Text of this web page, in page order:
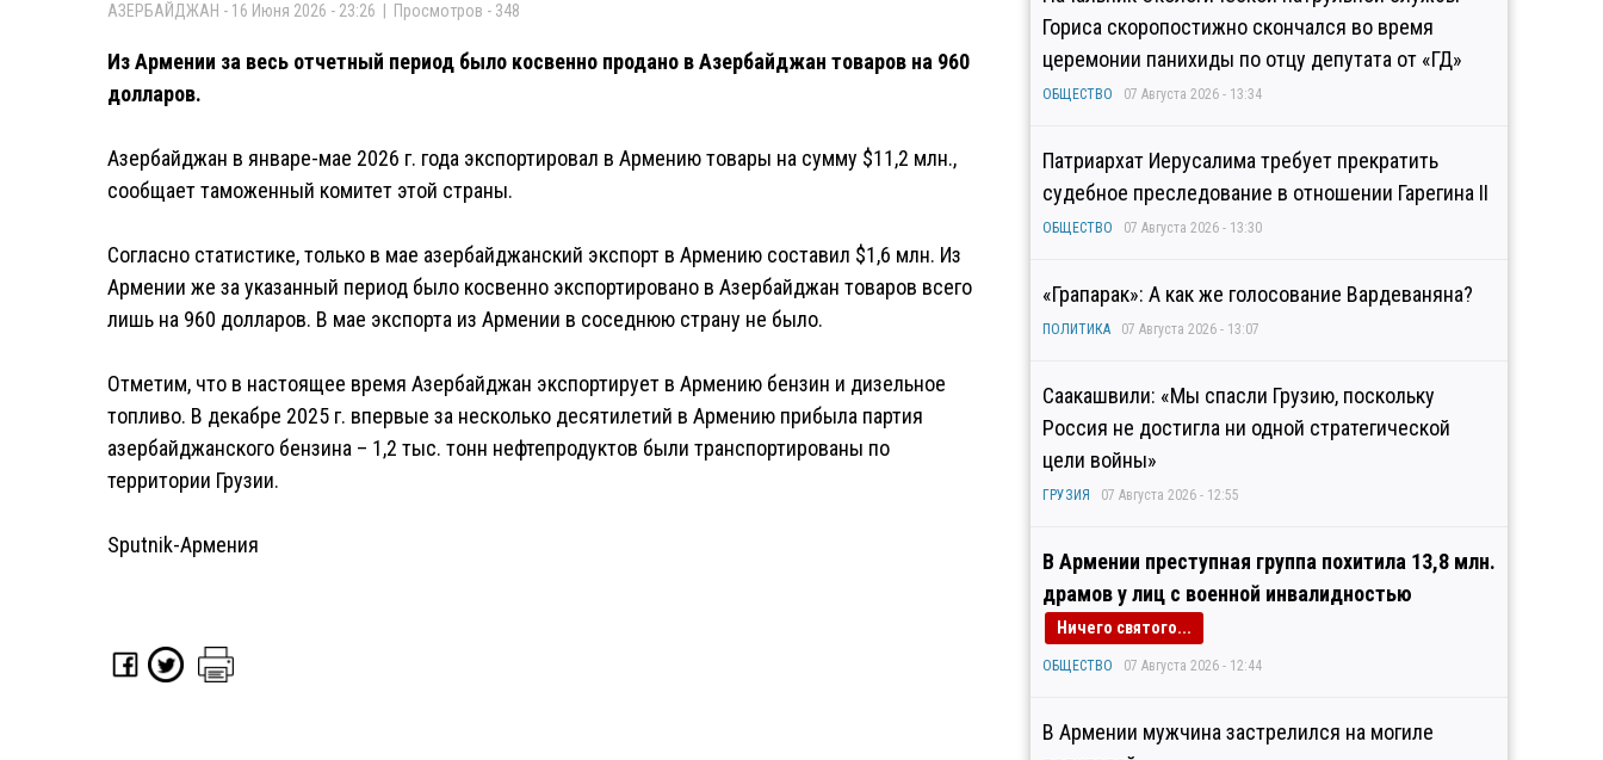
АЗЕРБАЙДЖАН - 16 Июня 2026 - 23:26 | Просмотров - 348
Из Армении за весь отчетный период было косвенно продано в Азербайджан товаров на 960
долларов.
Азербайджан в январе-мае 2026 г. года экспортировал в Армению товары на сумму $11,2 млн.,
сообщает таможенный комитет этой страны.
Согласно статистике, только в мае азербайджанский экспорт в Армению составил $1,6 млн. Из
Армении же за указанный период было косвенно экспортировано в Азербайджан товаров всего
лишь на 960 долларов. В мае экспорта из Армении в соседнюю страну не было.
Отметим, что в настоящее время Азербайджан экспортирует в Армению бензин и дизельное
топливо. В декабре 2025 г. впервые за несколько десятилетий в Армению прибыла партия
азербайджанского бензина – 1,2 тыс. тонн нефтепродуктов были транспортированы по
территории Грузии.
Sputnik-Армения
Гориса скоропостижно скончался во время
церемонии панихиды по отцу депутата от «ГД»
ОБЩЕСТВО 07 Августа 2026 - 13:34
Патриархат Иерусалима требует прекратить
судебное преследование в отношении Гарегина II
ОБЩЕСТВО 07 Августа 2026 - 13:30
«Грапарак»: А как же голосование Вардеваняна?
ПОЛИТИКА 07 Августа 2026 - 13:07
Саакашвили: «Мы спасли Грузию, поскольку
Россия не достигла ни одной стратегической
цели войны»
ГРУЗИЯ 07 Августа 2026 - 12:55
В Армении преступная группа похитила 13,8 млн.
драмов у лиц с военной инвалидностью
Ничего святого...
ОБЩЕСТВО 07 Августа 2026 - 12:44
В Армении мужчина застрелился на могиле